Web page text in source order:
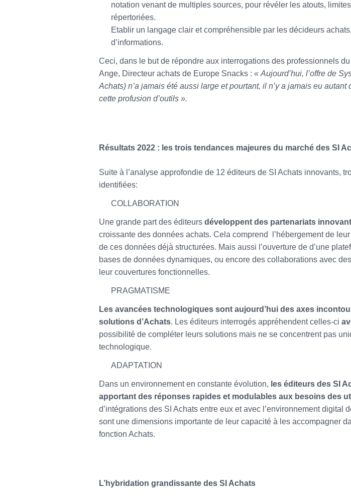
notation venant de multiples sources, pour révéler les atouts,
répertoriées.
Etablir un langage clair et compréhensible par les décideurs
d’informations.
Ceci, dans le but de répondre aux interrogations des professionnels
Ange, Directeur achats de Europe Snacks :« Aujourd’hui, l’offre de
Achats) n’a jamais été aussi large et pourtant, il n’y a jamais eu
cette profusion d’outils ».
Résultats 2022 : les trois tendances majeures du marché des SI
Suite à l’analyse approfondie de 12 éditeurs de SI Achats innovants,
identifiées:
COLLABORATION
Une grande part des éditeursdéveloppent des partenariats
croissante des données achats. Cela comprend l’hébergement de
de ces données déjà structurées. Mais aussi l’ouverture de d’une
bases de données dynamiques, ou encore des collaborations avec
leur couvertures fonctionnelles.
PRAGMATISME
Les avancées technologiques sont aujourd’hui des axes
solutions d’Achats. Les éditeurs interrogés appréhendent celles-ci
possibilité de compléter leurs solutions mais ne se concentrent pas
technologique.
ADAPTATION
Dans un environnement en constante évolution, les éditeurs des SI
apportant des réponses rapides et modulables aux besoins des
d’intégrations des SI Achats entre eux et avec l’environnement digital
sont une dimensions importante de leur capacité à les accompagner
fonction Achats.
L’hybridation grandissante des SI Achats